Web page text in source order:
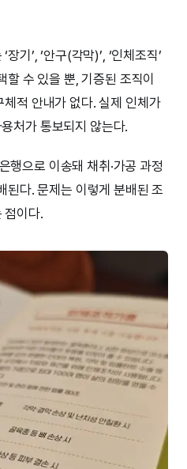
기’, ‘안구(각막)’, ‘인체조직’
할 수 있을 뿐, 기증된 조직이
적 안내가 없다. 실제 인체가
처가 통보되지 않는다.
행으로 이송돼 채취·가공 과정
된다. 문제는 이렇게 분배된 조
점이다.